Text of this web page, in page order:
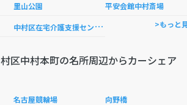
里山公園 平安会館中村斎場
中
村区在宅介護支援センター >もっと
区中村本町の名所周辺からカーシェア
名古屋競輪場 向野橋